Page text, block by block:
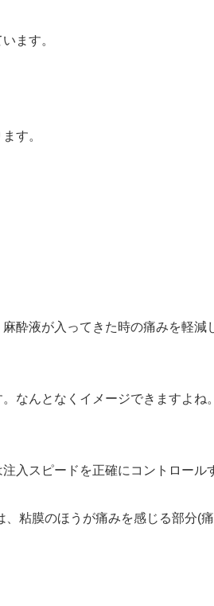
ます。
す。
酔液が入ってきた時の痛みを軽減
なんとなくイメージできますよね。
入スピードを正確にコントロー
粘膜のほうが痛みを感じる部分(